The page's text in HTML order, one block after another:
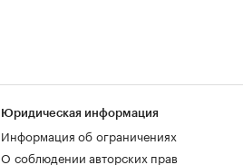
Юридическая информация
Информация об ограничениях
О соблюдении авторских прав